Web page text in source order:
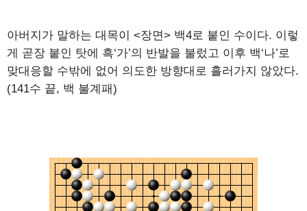
아버지가 말하는 대목이 <장면> 백4로 붙인 수이다. 이렇
게 곧장 붙인 탓에 흑‘가’의 반발을 불렀고 이후 백‘나’로
맞대응할 수밖에 없어 의도한 방향대로 흘러가지 않았다.
(141수 끝, 백 불계패)